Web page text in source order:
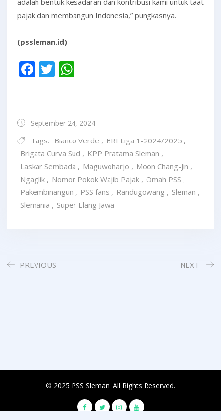
adalah bentuk kesadaran dan kontribusi kami untuk taat
pajak dan membangun Indonesia,” pungkasnya.
(pssleman.id)
Facebook
Twitter
September 24, 2024
Tags: Bianco Verde , BRI Liga 1-2024/2025 ,
Brigata Curva Sud , KPP Pratama Sleman ,
Laskar Sembada , Maguwoharjo , Moon Chang-Jin ,
Ngaglik , Nomor Pokok Wajib Pajak , Omah PSS ,
Pakembinangun , PSS fans , Randugowang , Sleman ,
Slemania , Super Elang Jawa
PREVIOUS NEXT
© 2025 PSS Sleman. All Rights Reserved.